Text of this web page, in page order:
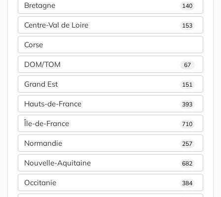
Bretagne 140
Centre-Val de Loire 153
Corse
DOM/TOM 67
Grand Est 151
Hauts-de-France 393
Île-de-France 710
Normandie 257
Nouvelle-Aquitaine 682
Occitanie 384